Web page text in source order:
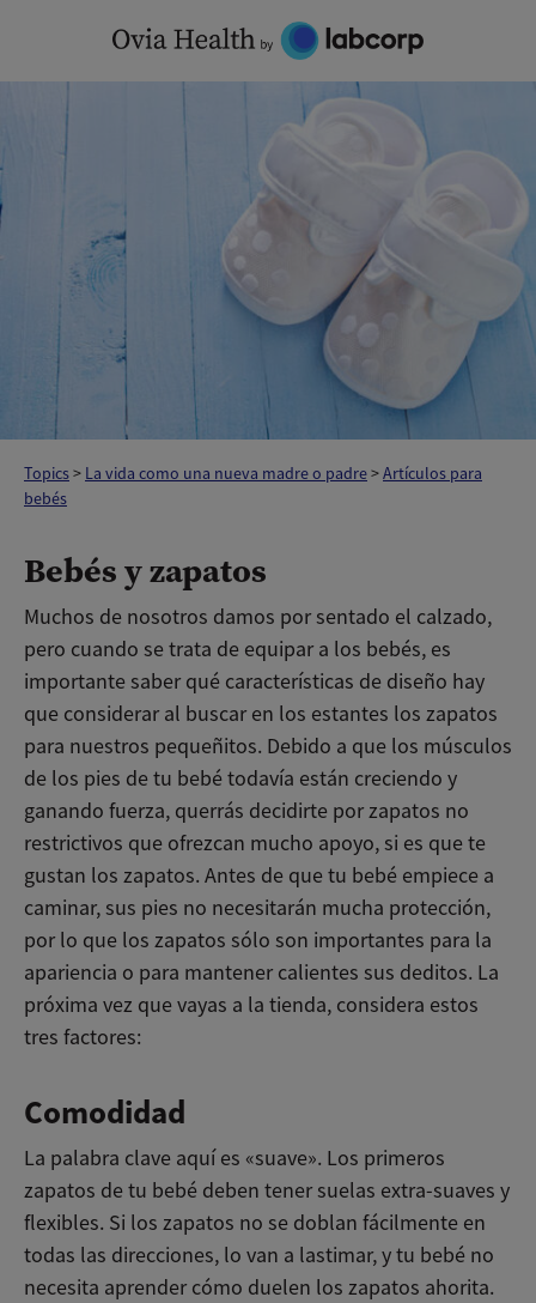
content
Topics> La vida como una nueva madre o padre>Artículos para
bebés
Bebés y zapatos
Muchos de nosotros damos por sentado el calzado,
pero cuando se trata de equipar a los bebés, es
importante saber qué características de diseño hay
que considerar al buscar en los estantes los zapatos
para nuestros pequeñitos. Debido a que los músculos
de los pies de tu bebé todavía están creciendo y
ganando fuerza, querrás decidirte por zapatos no
restrictivos que ofrezcan mucho apoyo, si es que te
gustan los zapatos. Antes de que tu bebé empiece a
caminar, sus pies no necesitarán mucha protección,
por lo que los zapatos sólo son importantes para la
apariencia o para mantener calientes sus deditos. La
próxima vez que vayas a la tienda, considera estos
tres factores:
Comodidad
La palabra clave aquí es «suave». Los primeros
zapatos de tu bebé deben tener suelas extra-suaves y
flexibles. Si los zapatos no se doblan fácilmente en
todas las direcciones, lo van a lastimar, y tu bebé no
necesita aprender cómo duelen los zapatos ahorita.